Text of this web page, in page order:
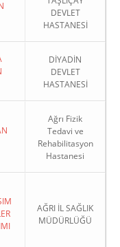
DEVLET
HASTANESİ
DİYADİN
DEVLET
HASTANESİ
Ağrı Fizik
Tedavi ve
Rehabilitasyon
Hastanesi
AĞRI İL SAĞLIK
MÜDÜRLÜĞÜ